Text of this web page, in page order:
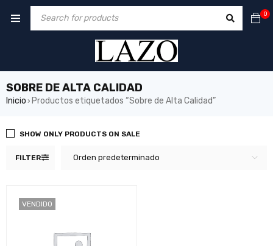
0
SOBRE DE ALTA CALIDAD
Inicio › Productos etiquetados “Sobre de Alta Calidad”
FILTER Orden predeterminado
SHOW ONLY PRODUCTS ON SALE
VENDIDO